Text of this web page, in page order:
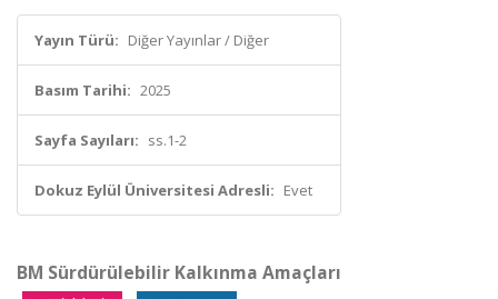
Yayın Türü: Diğer Yayınlar / Diğer
Basım Tarihi: 2025
Sayfa Sayıları: ss.1-2
Dokuz Eylül Üniversitesi Adresli: Evet
BM Sürdürülebilir Kalkınma Amaçları